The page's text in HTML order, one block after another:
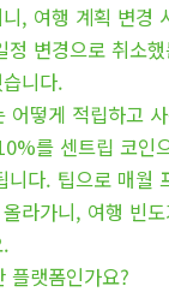
, 여행 계획 변경
정 변경으로 취소
니다.
어떻게 적립하고
를 센트립 코인
니다. 팁으로 매월
라가니, 여행 빈
플랫폼인가요?